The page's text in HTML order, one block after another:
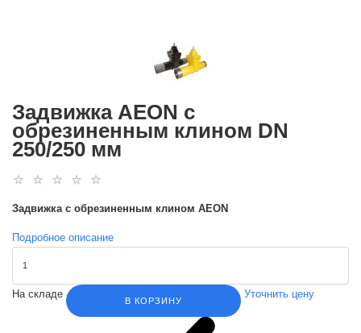
Задвижка AEON с
обрезиненным клином DN
250/250 мм
Задвижка с обрезиненным клином AEON
Подробное описание
На складе
В КОРЗИНУ
Уточнить цену